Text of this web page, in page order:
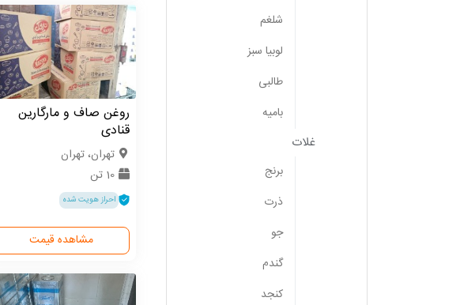
روغن صاف و مارگارین
قنادی
تهران، تهران
10 تن
احراز هویت شده
مشاهده قیمت
شلغم
لوبیا سبز
طالبی
بامیه
غلات
برنج
ذرت
جو
گندم
کنجد